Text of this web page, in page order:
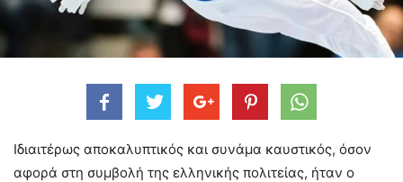
Ιδιαιτέρως αποκαλυπτικός και συνάμα καυστικός, όσον
αφορά στη συμβολή της ελληνικής πολιτείας, ήταν ο